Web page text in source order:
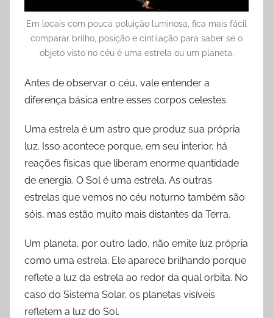
Em locais com pouca poluição luminosa, fica mais fácil
comparar brilho, posição e cintilação para saber se o
objeto visto no céu é uma estrela ou um planeta.
Antes de observar o céu, vale entender a
diferença básica entre esses corpos celestes.
Uma estrela é um astro que produz sua própria
luz. Isso acontece porque, em seu interior, há
reações físicas que liberam enorme quantidade
de energia. O Sol é uma estrela. As outras
estrelas que vemos no céu noturno também são
sóis, mas estão muito mais distantes da Terra.
Um planeta, por outro lado, não emite luz própria
como uma estrela. Ele aparece brilhando porque
reflete a luz da estrela ao redor da qual orbita. No
caso do Sistema Solar, os planetas visíveis
refletem a luz do Sol.